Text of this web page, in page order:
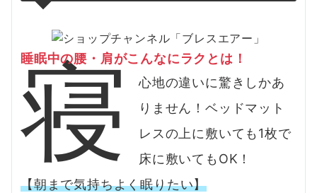
睡眠中の腰・肩がこんなにラクとは！
寝
心地の違いに驚きしかあ
りません！ベッドマット
レスの上に敷いても1枚で
床に敷いてもOK！
【朝まで気持ちよく眠りたい】